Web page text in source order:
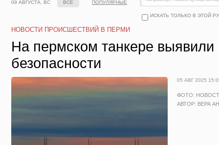
09 АВГУСТА, ВС
ИСКАТЬ ТОЛЬКО В ЭТОЙ
ВСЕ ПОПУЛЯРНЫЕ
НОВОСТИ ПРОИСШЕСТВИЙ В ПЕРМИ
На пермском танкере
безопасности
05 АВГ 2025
ФОТО:
АВТОР: ВЕРА